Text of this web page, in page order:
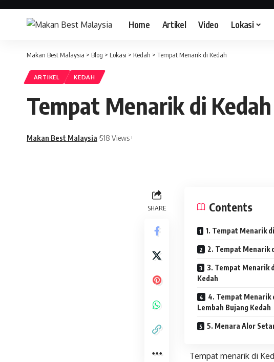
Home Artikel Video Lokasi
Makan Best Malaysia > Blog > Lokasi > Kedah > Tempat Menarik di Kedah
ARTIKEL KEDAH
Tempat Menarik di Kedah
Makan Best Malaysia 518 Views
SHARE Contents
1. Tempat Menarik
2. Tempat Menarik
3. Tempat Menarik
Kedah
4. Tempat Menarik
Lembah Bujang Kedah
5. Menara Alor
Tempat menarik di